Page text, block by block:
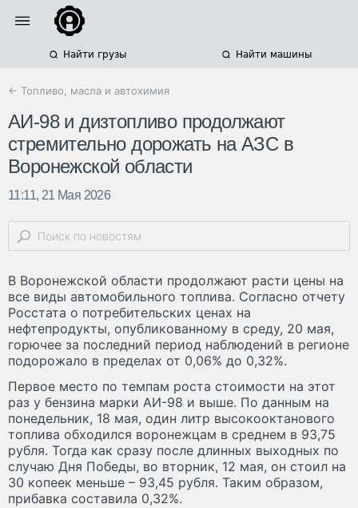
Найти грузы Найти машины
← Топливо, масла и автохимия
АИ-98 и дизтопливо продолжают
стремительно дорожать на АЗС в
Воронежской области
11:11, 21 Мая 2026
В Воронежской области продолжают расти цены на
все виды автомобильного топлива. Согласно отчету
Росстата о потребительских ценах на
нефтепродукты, опубликованному в среду, 20 мая,
горючее за последний период наблюдений в регионе
подорожало в пределах от 0,06% до 0,32%.
Первое место по темпам роста стоимости на этот
раз у бензина марки АИ-98 и выше. По данным на
понедельник, 18 мая, один литр высокооктанового
топлива обходился воронежцам в среднем в 93,75
рубля. Тогда как сразу после длинных выходных по
случаю Дня Победы, во вторник, 12 мая, он стоил на
30 копеек меньше – 93,45 рубля. Таким образом,
прибавка составила 0,32%.